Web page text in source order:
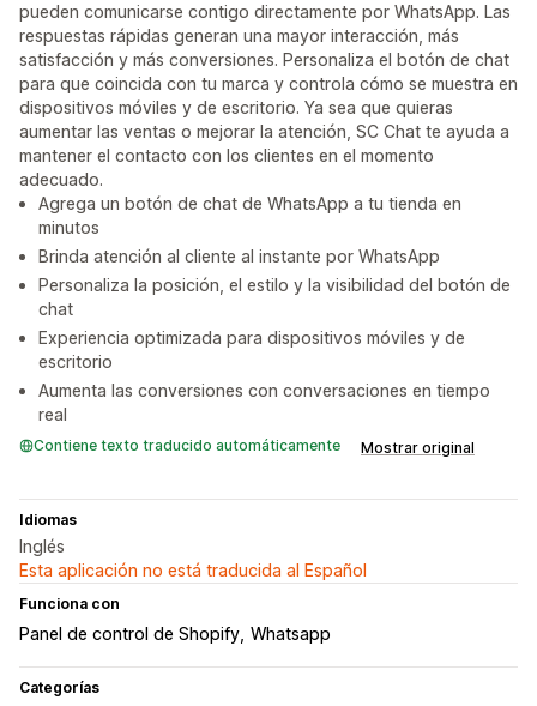
pueden comunicarse contigo directamente por WhatsApp. Las
respuestas rápidas generan una mayor interacción, más
satisfacción y más conversiones. Personaliza el botón de chat
para que coincida con tu marca y controla cómo se muestra en
dispositivos móviles y de escritorio. Ya sea que quieras
aumentar las ventas o mejorar la atención, SC Chat te ayuda a
mantener el contacto con los clientes en el momento
adecuado.
Agrega un botón de chat de WhatsApp a tu tienda en
minutos
Brinda atención al cliente al instante por WhatsApp
Personaliza la posición, el estilo y la visibilidad del botón de
chat
Experiencia optimizada para dispositivos móviles y de
escritorio
Aumenta las conversiones con conversaciones en tiempo
real
Contiene texto traducido automáticamente Mostrar original
Idiomas
Inglés
Esta aplicación no está traducida al Español
Funciona con
Panel de control de Shopify Whatsapp
Categorías